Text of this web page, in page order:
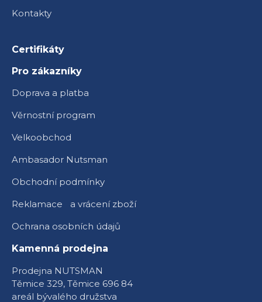
Kontakty
Certifikáty
Pro zákazníky
Doprava a platba
Věrnostní program
Velkoobchod
Ambasador Nutsman
Obchodní podmínky
Reklamace a vrácení zboží
Ochrana osobních údajů
Kamenná prodejna
Prodejna NUTSMAN
Těmice 329, Těmice 696 84
areál bývalého družstva